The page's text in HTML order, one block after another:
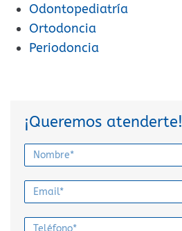
Odontopediatría
Ortodoncia
Periodoncia
¡Queremos atenderte!